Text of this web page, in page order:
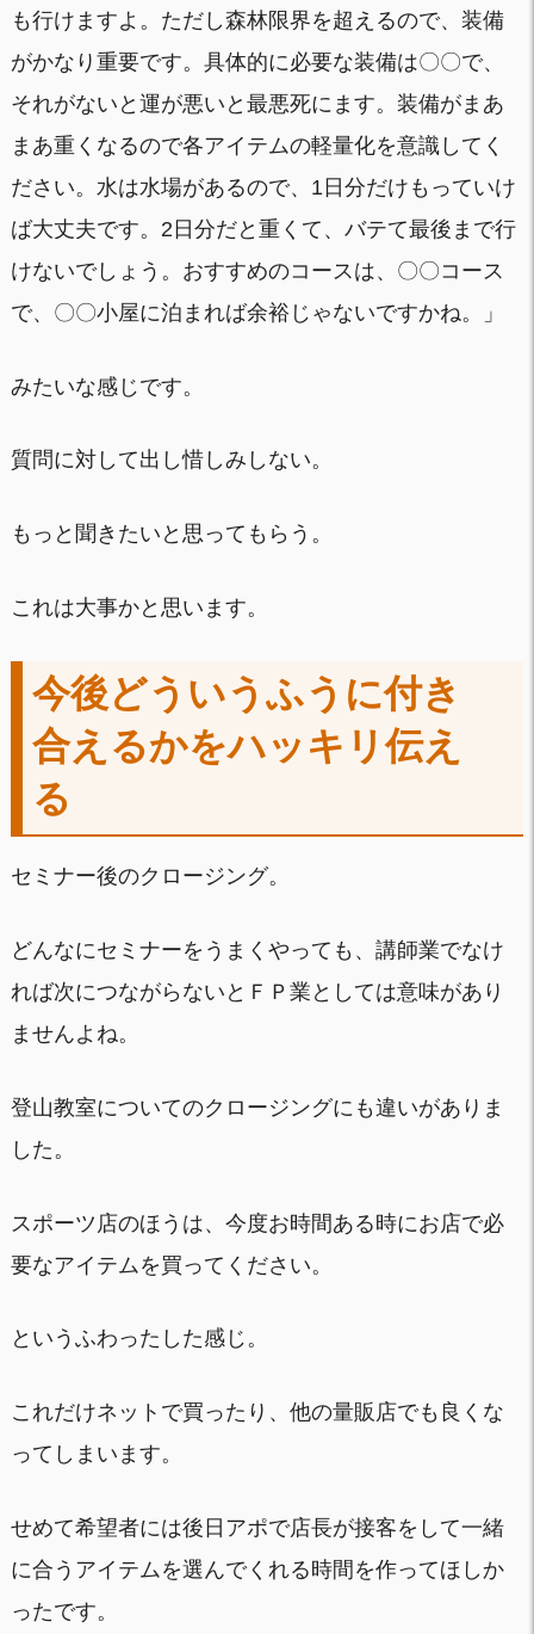
も行けますよ。ただし森林限界を超えるので、装備
がかなり重要です。具体的に必要な装備は〇〇で、
それがないと運が悪いと最悪死にます。装備がまあ
まあ重くなるので各アイテムの軽量化を意識してく
ださい。水は水場があるので、1日分だけもっていけ
ば大丈夫です。2日分だと重くて、バテて最後まで行
けないでしょう。おすすめのコースは、〇〇コース
で、〇〇小屋に泊まれば余裕じゃないですかね。」
みたいな感じです。
質問に対して出し惜しみしない。
もっと聞きたいと思ってもらう。
これは大事かと思います。
今後どういうふうに付き
合えるかをハッキリ伝え
る
セミナー後のクロージング。
どんなにセミナーをうまくやっても、講師業でなけ
れば次につながらないとＦＰ業としては意味があり
ませんよね。
登山教室についてのクロージングにも違いがありま
した。
スポーツ店のほうは、今度お時間ある時にお店で必
要なアイテムを買ってください。
というふわったした感じ。
これだけネットで買ったり、他の量販店でも良くな
ってしまいます。
せめて希望者には後日アポで店長が接客をして一緒
に合うアイテムを選んでくれる時間を作ってほしか
ったです。